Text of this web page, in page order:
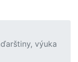
výuka